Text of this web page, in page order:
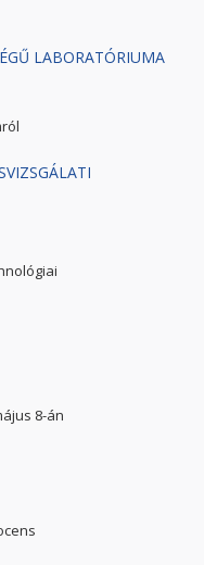
LABORATÓRIUMA
8-án